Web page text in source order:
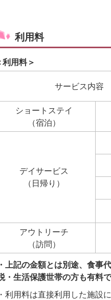
利用料
利用料＞
サービス内容
ショートステイ
（宿泊）
デイサービス
（日帰り）
アウトリーチ
（訪問）
上記の金額とは別途、食事
・生活保護世帯の方も有料で
利用料は直接利用した施設